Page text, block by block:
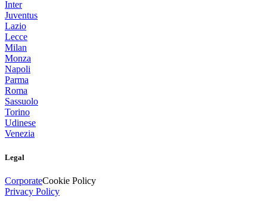
Inter
Juventus
Lazio
Lecce
Milan
Monza
Napoli
Parma
Roma
Sassuolo
Torino
Udinese
Venezia
Legal
CorporateCookie Policy
Privacy Policy